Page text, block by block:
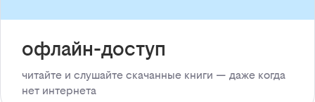
офлайн-доступ
читайте и слушайте скачанные книги — даже когда
нет интернета